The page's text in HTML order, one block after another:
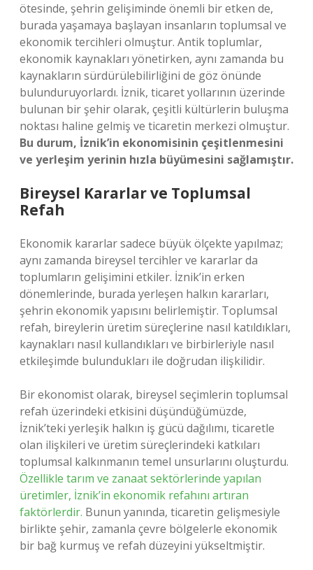
ötesinde, şehrin gelişiminde önemli bir etken de,
burada yaşamaya başlayan insanların toplumsal ve
ekonomik tercihleri olmuştur. Antik toplumlar,
ekonomik kaynakları yönetirken, aynı zamanda bu
kaynakların sürdürülebilirliğini de göz önünde
bulunduruyorlardı. İznik, ticaret yollarının üzerinde
bulunan bir şehir olarak, çeşitli kültürlerin buluşma
noktası haline gelmiş ve ticaretin merkezi olmuştur.
Bu durum, İznik’in ekonomisinin çeşitlenmesini
ve yerleşim yerinin hızla büyümesini sağlamıştır.
Bireysel Kararlar ve Toplumsal
Refah
Ekonomik kararlar sadece büyük ölçekte yapılmaz;
aynı zamanda bireysel tercihler ve kararlar da
toplumların gelişimini etkiler. İznik’in erken
dönemlerinde, burada yerleşen halkın kararları,
şehrin ekonomik yapısını belirlemiştir. Toplumsal
refah, bireylerin üretim süreçlerine nasıl katıldıkları,
kaynakları nasıl kullandıkları ve birbirleriyle nasıl
etkileşimde bulundukları ile doğrudan ilişkilidir.
Bir ekonomist olarak, bireysel seçimlerin toplumsal
refah üzerindeki etkisini düşündüğümüzde,
İznik’teki yerleşik halkın iş gücü dağılımı, ticaretle
olan ilişkileri ve üretim süreçlerindeki katkıları
toplumsal kalkınmanın temel unsurlarını oluşturdu.
Özellikle tarım ve zanaat sektörlerinde yapılan
üretimler, İznik’in ekonomik refahını artıran
faktörlerdir. Bunun yanında, ticaretin gelişmesiyle
birlikte şehir, zamanla çevre bölgelerle ekonomik
bir bağ kurmuş ve refah düzeyini yükseltmiştir.